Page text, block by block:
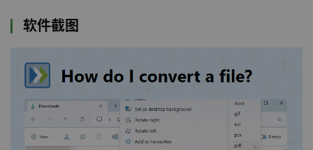
软件截图